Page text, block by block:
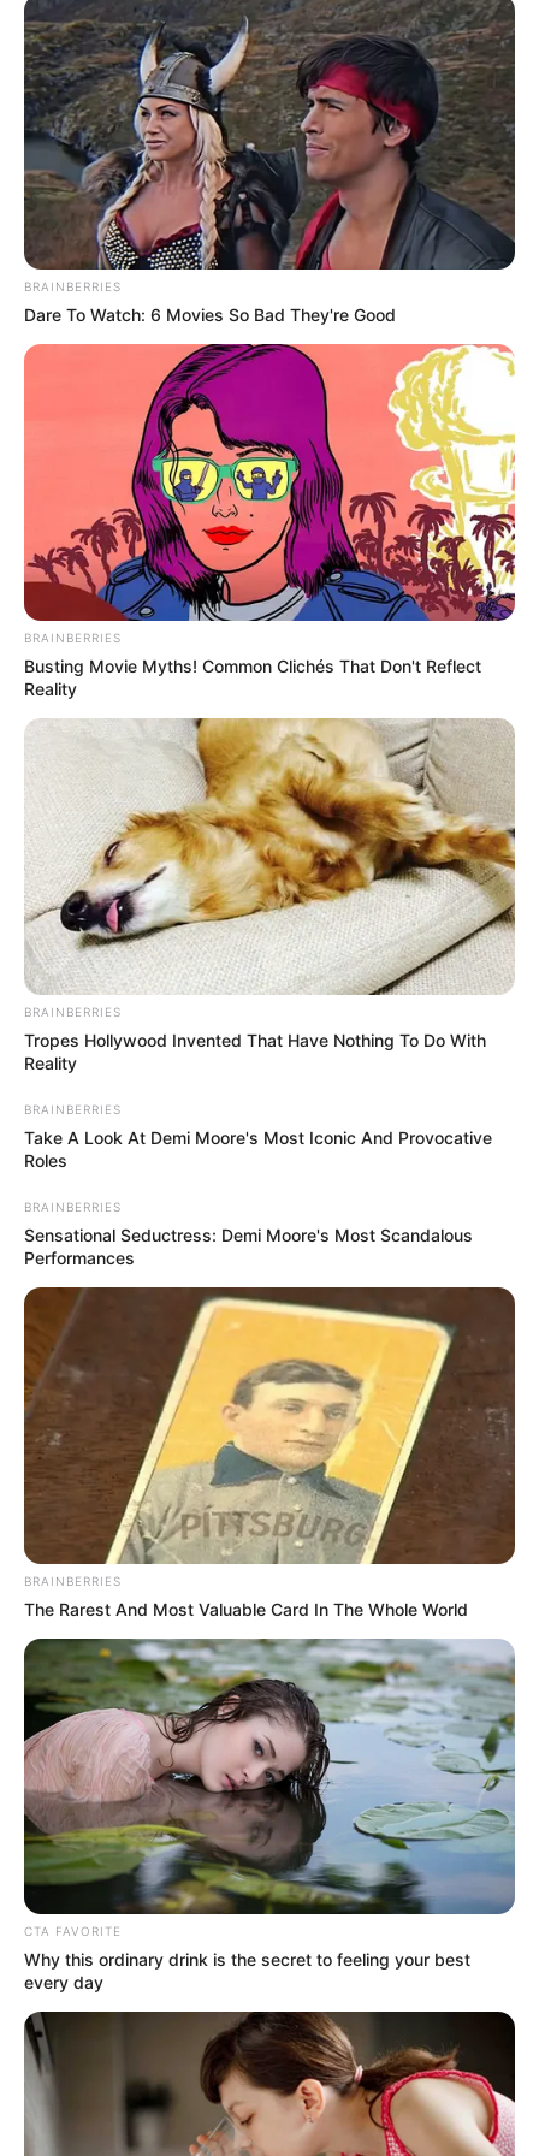
Πότε ανοίγουν τα σχολεία τον Σεπτέμβριο
2026;
Πότε φτιάχνουμε φανουρόπιτα το 2026;
Market pass 2026: Πότε η αίτηση
Ακολουθήστε το evianews.com στοGoogle
News
Πατήστε στον player για να ακούσετε ζωντανά
τον Γιώργο Κουτελίνη στον Πτήση 103,2 fm
ΤΑ ΠΙΟ ΔΗΜΟΦΙΛΗ
BRAINBERRIES
Dare To Watch: 6 Movies So Bad They're Good
BRAINBERRIES
Busting Movie Myths! Common Clichés That Don't Reflect
Reality
BRAINBERRIES
Tropes Hollywood Invented That Have Nothing To Do With
Reality
BRAINBERRIES
Take A Look At Demi Moore's Most Iconic And Provocative
Roles
BRAINBERRIES
Sensational Seductress: Demi Moore's Most Scandalous
Performances
BRAINBERRIES
The Rarest And Most Valuable Card In The Whole World
CTA FAVORITE
Why this ordinary drink is the secret to feeling your best
every day